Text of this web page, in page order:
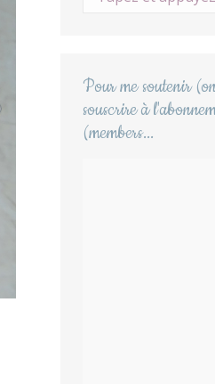
Pour me soutenir
souscrire à
(members...